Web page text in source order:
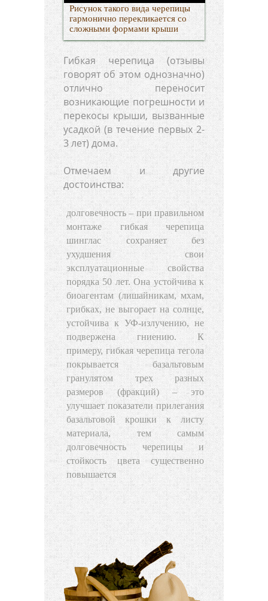
Рисунок такого вида черепицы
гармонично перекликается со
сложными формами крыши
Гибкая черепица (отзывы
говорят об этом однозначно)
отлично переносит
возникающие погрешности и
перекосы крыши, вызванные
усадкой (в течение первых 2-
3 лет) дома.
Отмечаем и другие
достоинства:
долговечность – при правильном
монтаже гибкая черепица
шинглас сохраняет без
ухудшения свои
эксплуатационные свойства
порядка 50 лет. Она устойчива к
биоагентам (лишайникам, мхам,
грибках, не выгорает на солнце,
устойчива к УФ-излучению, не
подвержена гниению. К
примеру, гибкая черепица тегола
покрывается базальтовым
гранулятом трех разных
размеров (фракций) – это
улучшает показатели прилегания
базальтовой крошки к листу
материала, тем самым
долговечность черепицы и
стойкость цвета существенно
повышается